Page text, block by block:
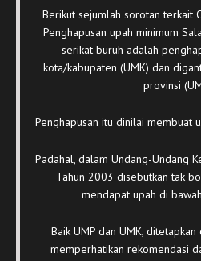
Berikut sejumlah sorotan terkait
Penghapusan upah minimum
serikat buruh adalah
kota/kabupaten (UMK) dan
provinsi
Penghapusan itu dinilai membuat
Padahal, dalam Undang-Undang
Tahun 2003 disebutkan tak
mendapat upah di
Baik UMP dan UMK,
memperhatikan rekomendasi